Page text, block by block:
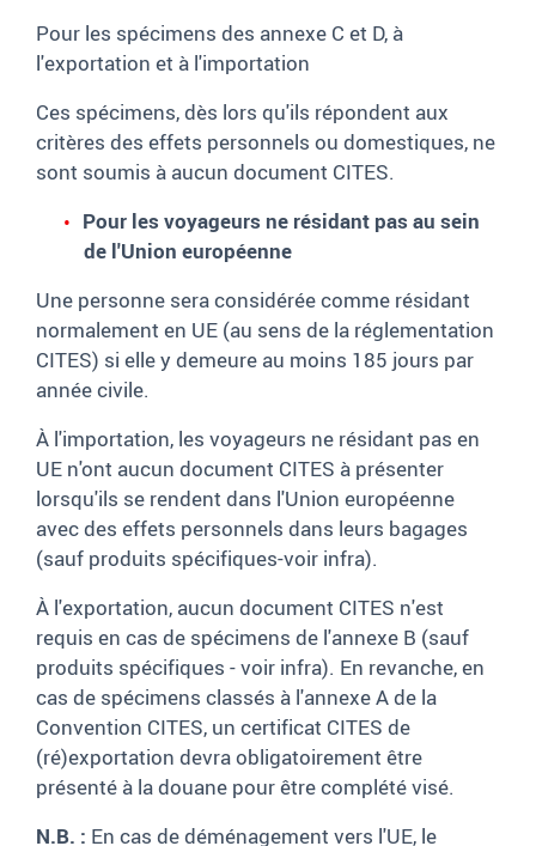
Pour les spécimens des annexe C et D, à
l'exportation et à l'importation
Ces spécimens, dès lors qu'ils répondent aux
critères des effets personnels ou domestiques, ne
sont soumis à aucun document CITES.
Pour les voyageurs ne résidant pas au sein
de l'Union européenne
Une personne sera considérée comme résidant
normalement en UE (au sens de la réglementation
CITES) si elle y demeure au moins 185 jours par
année civile.
À l'importation, les voyageurs ne résidant pas en
UE n'ont aucun document CITES à présenter
lorsqu'ils se rendent dans l'Union européenne
avec des effets personnels dans leurs bagages
(sauf produits spécifiques-voir infra).
À l'exportation, aucun document CITES n'est
requis en cas de spécimens de l'annexe B (sauf
produits spécifiques - voir infra). En revanche, en
cas de spécimens classés à l'annexe A de la
Convention CITES, un certificat CITES de
(ré)exportation devra obligatoirement être
présenté à la douane pour être complété visé.
N.B. : En cas de déménagement vers l'UE, le